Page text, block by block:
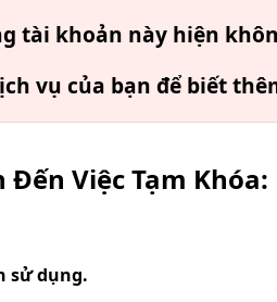
tài khoản này hiện
vụ của bạn để biết
Việc Tạm Khóa:
sử dụng.